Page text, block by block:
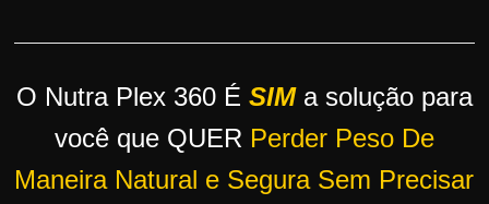
O Nutra Plex 360 É SIMa solução para
você que QUER Perder Peso De
Maneira Natural e Segura Sem Precisar